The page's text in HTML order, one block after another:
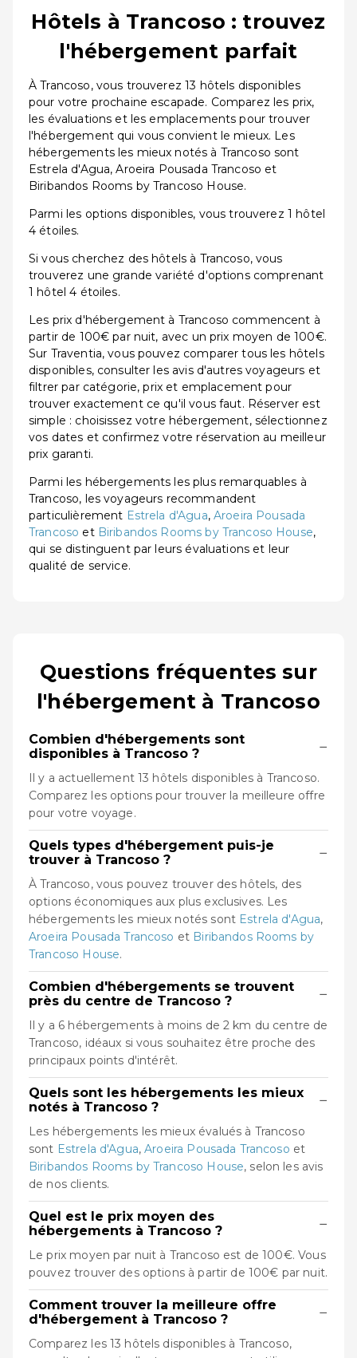
Hôtels à Trancoso : trouvez
l'hébergement parfait
À Trancoso, vous trouverez 13 hôtels disponibles
pour votre prochaine escapade. Comparez les prix,
les évaluations et les emplacements pour trouver
l'hébergement qui vous convient le mieux. Les
hébergements les mieux notés à Trancoso sont
Estrela d'Agua, Aroeira Pousada Trancoso et
Biribandos Rooms by Trancoso House.
Parmi les options disponibles, vous trouverez 1 hôtel
4 étoiles.
Si vous cherchez des hôtels à Trancoso, vous
trouverez une grande variété d'options comprenant
1 hôtel 4 étoiles.
Les prix d'hébergement à Trancoso commencent à
partir de 100€ par nuit, avec un prix moyen de 100€.
Sur Traventia, vous pouvez comparer tous les hôtels
disponibles, consulter les avis d'autres voyageurs et
filtrer par catégorie, prix et emplacement pour
trouver exactement ce qu'il vous faut. Réserver est
simple : choisissez votre hébergement, sélectionnez
vos dates et confirmez votre réservation au meilleur
prix garanti.
Parmi les hébergements les plus remarquables à
Trancoso, les voyageurs recommandent
particulièrement Estrela d'Agua, Aroeira Pousada
Trancoso et Biribandos Rooms by Trancoso House,
qui se distinguent par leurs évaluations et leur
qualité de service.
Questions fréquentes sur
l'hébergement à Trancoso
Combien d'hébergements sont
disponibles à Trancoso ?
−
Il y a actuellement 13 hôtels disponibles à Trancoso.
Comparez les options pour trouver la meilleure offre
pour votre voyage.
Quels types d'hébergement puis-je
trouver à Trancoso ?
−
À Trancoso, vous pouvez trouver des hôtels, des
options économiques aux plus exclusives. Les
hébergements les mieux notés sont Estrela d'Agua,
Aroeira Pousada Trancoso et Biribandos Rooms by
Trancoso House.
Combien d'hébergements se trouvent
près du centre de Trancoso ?
−
Il y a 6 hébergements à moins de 2 km du centre de
Trancoso, idéaux si vous souhaitez être proche des
principaux points d'intérêt.
Quels sont les hébergements les mieux
notés à Trancoso ?
−
Les hébergements les mieux évalués à Trancoso
sont Estrela d'Agua,Aroeira Pousada Trancoso et
Biribandos Rooms by Trancoso House, selon les avis
de nos clients.
Quel est le prix moyen des
hébergements à Trancoso ?
−
Le prix moyen par nuit à Trancoso est de 100€. Vous
pouvez trouver des options à partir de 100€ par nuit.
Comment trouver la meilleure offre
d'hébergement à Trancoso ?
−
Comparez les 13 hôtels disponibles à Trancoso,